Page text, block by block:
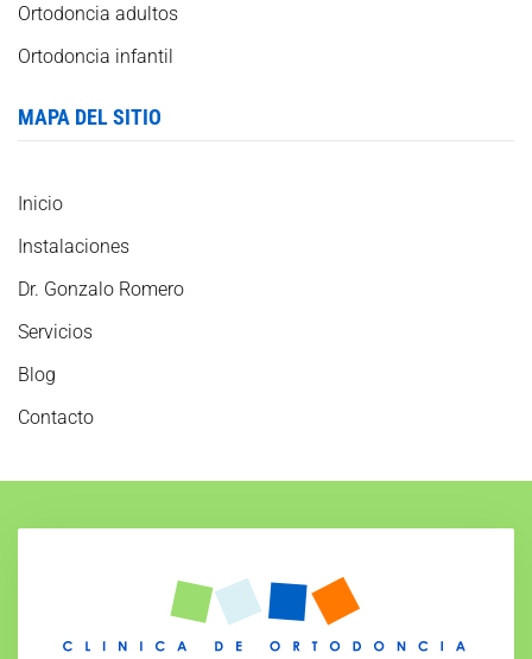
Ortodoncia adultos
Ortodoncia infantil
MAPA DEL SITIO
Inicio
Instalaciones
Dr. Gonzalo Romero
Servicios
Blog
Contacto